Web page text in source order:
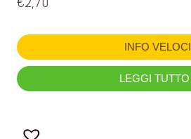
INFO VELOCI
LEGGI TUTTO